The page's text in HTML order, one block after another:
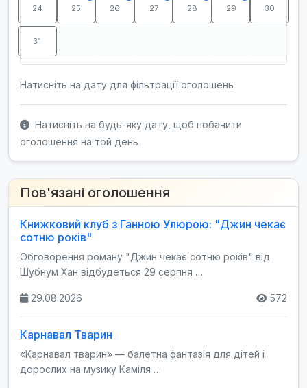
24 25 26 27 28 29 30
31
Натисніть на дату для фільтрації оголошень
Натисніть на будь-яку дату, щоб побачити
оголошення на той день
Пов'язані оголошення
Книжковий клуб з Ганною Улюрою: "Джин чекає
сотню років"
Обговорення роману "Джин чекає сотню років" від
Шубнум Хан відбудеться 29 серпня …
29.08.2026 572
Карнавал Тварин
«Карнавал тварин» — балетна фантазія для дітей і
дорослих на музику Каміля …